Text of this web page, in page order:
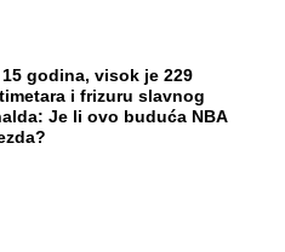
15 godina, visok je 229
i frizuru slavnog
Je li ovo buduća NBA